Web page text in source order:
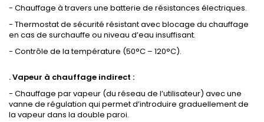
- Chauffage à travers une batterie de résistances électriques.
- Thermostat de sécurité résistant avec blocage du chauffage
en cas de surchauffe ou niveau d’eau insuffisant.
- Contrôle de la température (50°C – 120°C).
. Vapeur à chauffage indirect :
- Chauffage par vapeur (du réseau de l’utilisateur) avec une
vanne de régulation qui permet d’introduire graduellement de
la vapeur dans la double paroi.